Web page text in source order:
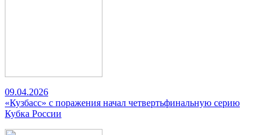
09.04.2026
«Кузбасс» с поражения начал четвертьфинальную серию
Кубка России